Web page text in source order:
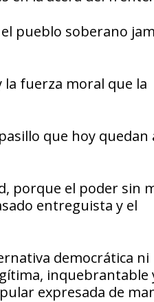
pueblo soberano
la fuerza moral que la
que hoy quedan
porque el poder sin
entreguista y el
democrática ni
inquebrantable
expresada de